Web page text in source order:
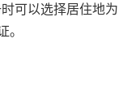
可以选择居住地为